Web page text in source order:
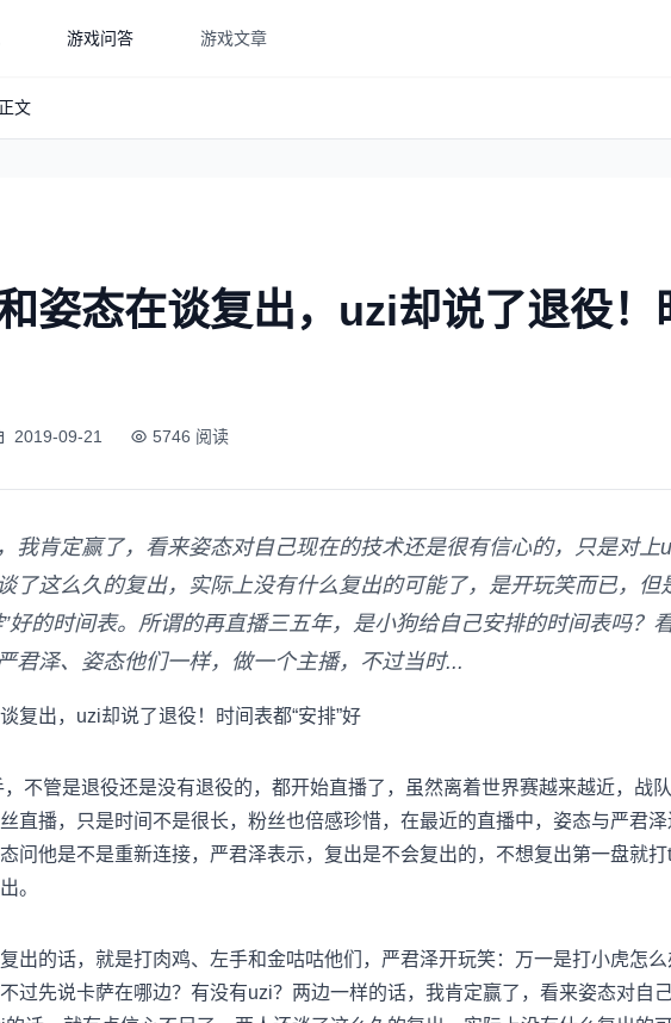
游戏问答 游戏文章
正文
姿态在谈复出，uzi却说了退役！
2019-09-21 5746 阅读
我肯定赢了，看来姿态对自己现在的技术还是很有信心的，只是对上
了这么久的复出，实际上没有什么复出的可能了，是开玩笑而已，但
好的时间表。所谓的再直播三五年，是小狗给自己安排的时间表吗？
君泽、姿态他们一样，做一个主播，不过当时...
复出，uzi却说了退役！时间表都“安排”好
不管是退役还是没有退役的，都开始直播了，虽然离着世界赛越来越近，战
直播，只是时间不是很长，粉丝也倍感珍惜，在最近的直播中，姿态与严君
问他是不是重新连接，严君泽表示，复出是不会复出的，不想复出第一盘就
。
出的话，就是打肉鸡、左手和金咕咕他们，严君泽开玩笑：万一是打小虎怎么
过先说卡萨在哪边？有没有uzi？两边一样的话，我肯定赢了，看来姿态对自